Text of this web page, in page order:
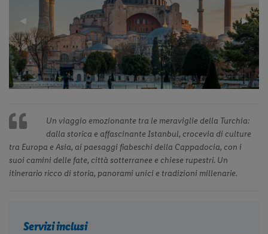
Previous
Slide
◀︎
Next
Slide
▶︎
Un viaggio emozionante tra le meraviglie della Turchia:
dalla storica e affascinante Istanbul, crocevia di culture
tra Europa e Asia, ai paesaggi fiabeschi della Cappadocia, con i
suoi camini delle fate, città sotterranee e chiese rupestri. Un
itinerario ricco di storia, panorami unici e tradizioni millenarie.
Servizi inclusi